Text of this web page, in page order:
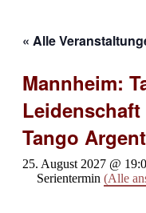
« Alle
Mannheim:
Tango
25. August 2027 @
Serientermin (Alle